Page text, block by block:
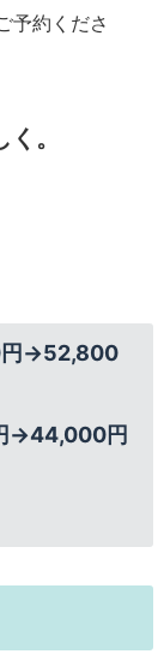
予約くださ
。
円→52,800
→44,000円